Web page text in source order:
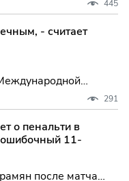
команды уже
перед этой
445
- считает
между командами
Хорен
о заработанном
291
о пенальти в
11-
после матча